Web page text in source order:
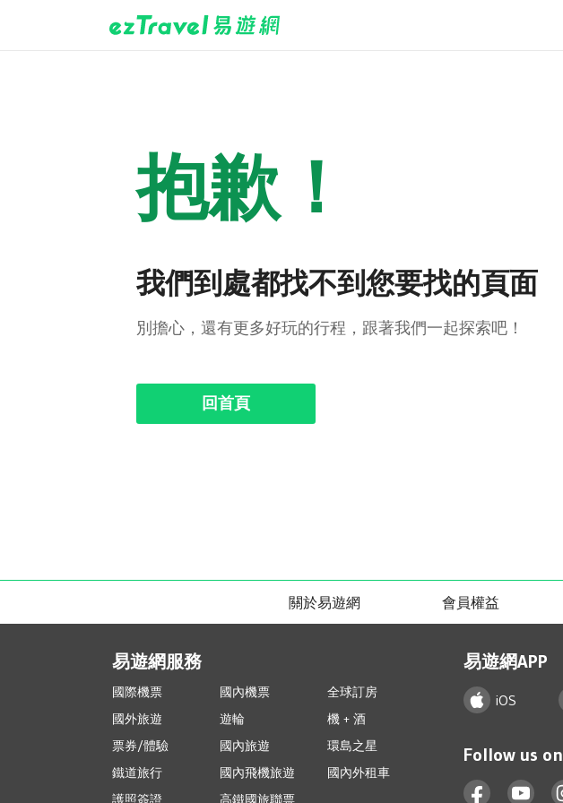
抱歉！
我們到處都找不到您要找的頁面
別擔心，還有更多好玩的行程，跟著我們一起探索吧！
回首頁
關於易遊網 會員權益
易遊網服務
國際機票 國內機票
全球訂房
國外旅遊
遊輪
機 + 酒
票券/體驗
國內旅遊
環島之星
鐵道旅行
國內飛機旅遊
國內外租車
護照簽證
高鐵國旅聯票
易遊網APP
iOS
Follow us on